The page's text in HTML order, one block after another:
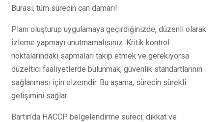
Burası, tüm sürecin can damarı!
Planı oluşturup uygulamaya geçirdiğinizde, düzenli olarak
izleme yapmayı unutmamalısınız. Kritik kontrol
noktalarındaki sapmaları takip etmek ve gerekiyorsa
düzeltici faaliyetlerde bulunmak, güvenlik standartlarının
sağlanması için elzemdir. Bu aşama, sürecin sürekli
gelişimini sağlar.
Bartın’da HACCP belgelendirme süreci, dikkat ve